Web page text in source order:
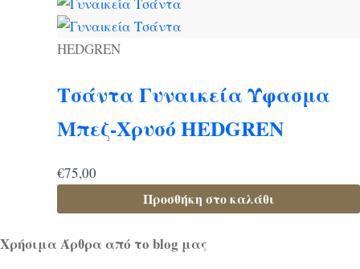
HEDGREN
Τσάντα Γυναικεία Ύφασμα
Μπεζ-Χρυσό HEDGREN
€75,00
Προσθήκη στο καλάθι
Χρήσιμα Άρθρα από το blog μας